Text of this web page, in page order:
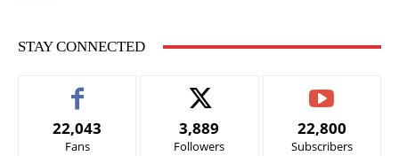
STAY CONNECTED
22,043
Fans
3,889
Followers
22,800
Subscribers